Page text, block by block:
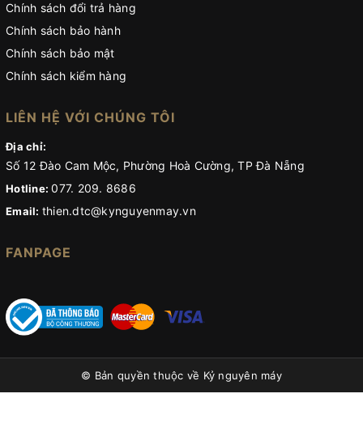
Chính sách đổi trả hàng
Chính sách bảo hành
Chính sách bảo mật
Chính sách kiểm hàng
LIÊN HỆ VỚI CHÚNG TÔI
Địa chỉ:
Số 12 Đào Cam Mộc, Phường Hoà Cường, TP Đà Nẵng
Hotline:077. 209. 8686
Email: thien.dtc@kynguyenmay.vn
FANPAGE
© Bản quyền thuộc về Kỷ nguyên máy